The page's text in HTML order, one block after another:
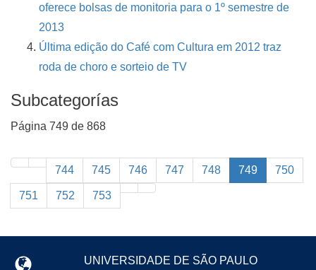
oferece bolsas de monitoria para o 1º semestre de
2013
Última edição do Café com Cultura em 2012 traz
roda de choro e sorteio de TV
Subcategorías
Página 749 de 868
744 745 746 747 748 749 750
751 752 753
UNIVERSIDADE DE SÃO PAULO